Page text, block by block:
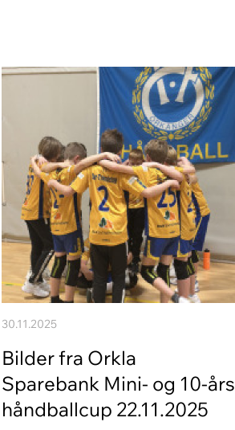
30.11.2025
Bilder fra Orkla
Sparebank Mini- og 10-års
håndballcup 22.11.2025